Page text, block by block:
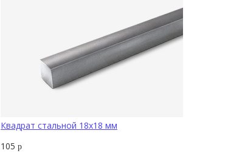
Квадрат стальной 18х18 мм
105 р